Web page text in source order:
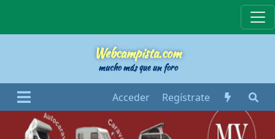
Webcampista.com
mucho más que un foro
Acceder Regístrate